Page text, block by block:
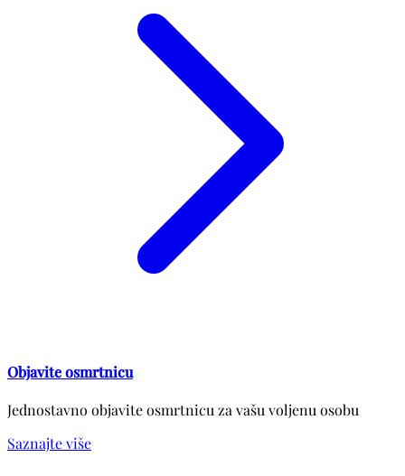
Objavite osmrtnicu
Jednostavno objavite osmrtnicu za vašu voljenu osobu
Saznajte više